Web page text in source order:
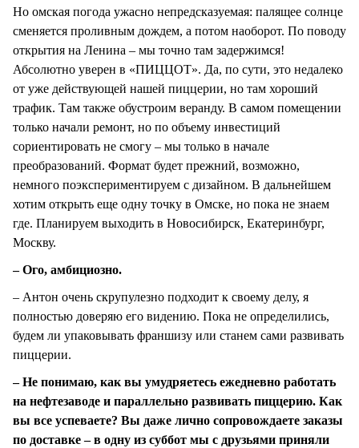
Но омская погода ужасно непредсказуемая: палящее солнце
сменяется проливным дождем, а потом наоборот. По поводу
открытия на Ленина – мы точно там задержимся!
Абсолютно уверен в «ПИЦЦОТ». Да, по сути, это недалеко
от уже действующей нашей пиццерии, но там хороший
трафик. Там также обустроим веранду. В самом помещении
только начали ремонт, но по объему инвестиций
сориентировать не смогу – мы только в начале
преобразований. Формат будет прежний, возможно,
немного поэкспериментируем с дизайном. В дальнейшем
хотим открыть еще одну точку в Омске, но пока не знаем
где. Планируем выходить в Новосибирск, Екатеринбург,
Москву.
– Ого, амбициозно.
– Антон очень скрупулезно подходит к своему делу, я
полностью доверяю его видению. Пока не определились,
будем ли упаковывать франшизу или станем сами развивать
пиццерии.
– Не понимаю, как вы умудряетесь ежедневно работать
на нефтезаводе и параллельно развивать пиццерию. Как
вы все успеваете? Вы даже лично сопровождаете заказы
по доставке – в одну из суббот мы с друзьями приняли